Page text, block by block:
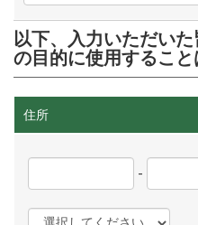
以下、入力いただい
の目的に使用すること
住所
-